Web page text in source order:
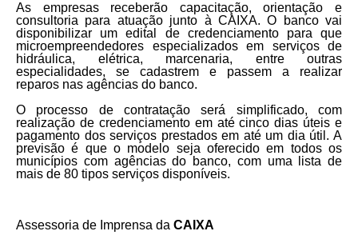
As empresas receberão capacitação, orientação e
consultoria para atuação junto à CAIXA. O banco vai
disponibilizar um edital de credenciamento para que
microempreendedores especializados em serviços de
hidráulica, elétrica, marcenaria, entre outras
especialidades, se cadastrem e passem a realizar
reparos nas agências do banco.
O processo de contratação será simplificado, com
realização de credenciamento em até cinco dias úteis e
pagamento dos serviços prestados em até um dia útil. A
previsão é que o modelo seja oferecido em todos os
municípios com agências do banco, com uma lista de
mais de 80 tipos serviços disponíveis.
Assessoria de Imprensa da CAIXA